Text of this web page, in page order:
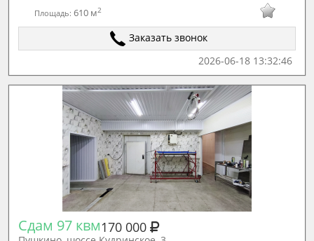
Площадь:610 м2
Заказать звонок
2026-06-18 13:32:46
Сдам 97 квм170 000